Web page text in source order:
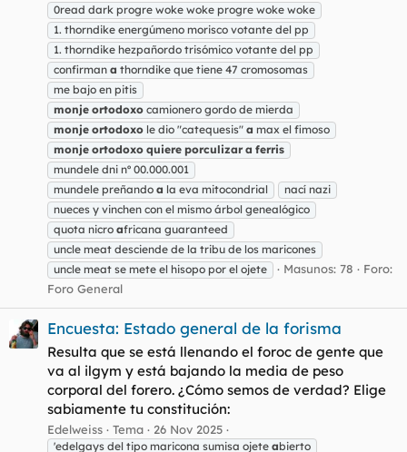
0read dark progre woke woke progre woke woke
1. thorndike energúmeno morisco votante del pp
1. thorndike hezpañordo trisómico votante del pp
confirman a thorndike que tiene 47 cromosomas
me bajo en pitis
monje ortodoxo camionero gordo de mierda
monje ortodoxo le dio "catequesis" a max el fimoso
monje ortodoxo quiere porculizar a ferris
mundele dni nº 00.000.001
mundele preñando a la eva mitocondrial
nací nazi
nueces y vinchen con el mismo árbol genealógico
quota nicro africana guaranteed
uncle meat desciende de la tribu de los maricones
uncle meat se mete el hisopo por el ojete
Masunos: 78
Foro:
Foro General
Encuesta: Estado general de la forisma
Resulta que se está llenando el foroc de gente que
va al ilgym y está bajando la media de peso
corporal del forero. ¿Cómo semos de verdad? Elige
sabiamente tu constitución:
Edelweiss Tema 26 Nov 2025
'edelgays del tipo maricona sumisa ojete abierto